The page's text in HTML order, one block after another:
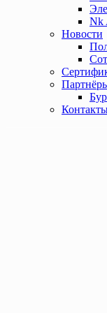
Nk
Новости